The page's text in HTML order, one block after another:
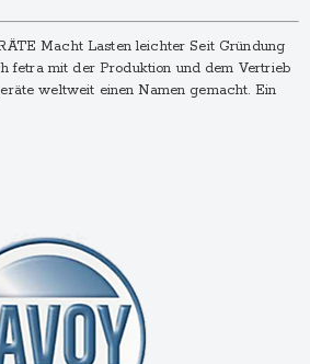
Macht Lasten leichter Seit Gründung
fetra mit der Produktion und dem Vertrieb
weltweit einen Namen gemacht. Ein